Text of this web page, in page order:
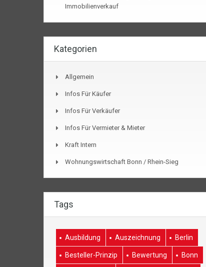
Immobilienverkauf
Kategorien
Allgemein
Infos Für Käufer
Infos Für Verkäufer
Infos Für Vermieter & Mieter
Kraft Intern
Wohnungswirtschaft Bonn / Rhein-Sieg
Tags
Ausbildung Auszeichnung Berlin
Besteller-Prinzip Bewertung Bonn